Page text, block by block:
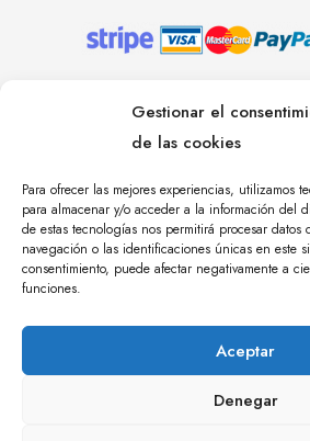
Gestionar el
de las cookies
Para ofrecer las mejores experiencias, utilizamos
para almacenar y/o acceder a la información del
de estas tecnologías nos permitirá procesar datos
navegación o las identificaciones únicas en este
consentimiento, puede afectar negativamente a
funciones.
Aceptar
Denegar
RESERVADOS. AGENCIA DE
ÁNGULO TRES.